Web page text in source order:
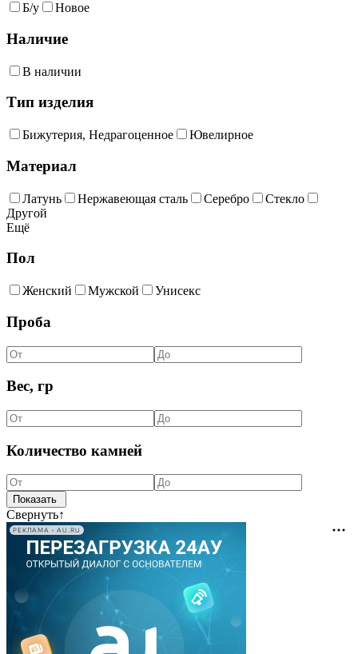
Б/у Новое
Наличие
В наличии
Тип изделия
Бижутерия, Недрагоценное Ювелирное
Материал
Латунь Нержавеющая сталь Серебро
Стекло
Другой
Ещё
Пол
Женский Мужской Унисекс
Проба
Вес, гр
Количество камней
Свернуть↑
РЕКЛАМА • AU.RU